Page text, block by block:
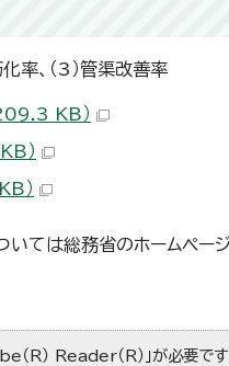
率、（3）管渠改善率
KB）
）
）
ては総務省のホームペー
（R） Reader（R）」が必要で